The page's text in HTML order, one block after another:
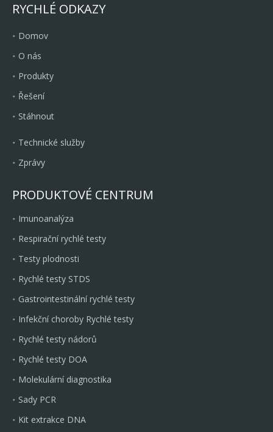
RYCHLÉ ODKAZY
Domov
O nás
Produkty
Řešení
Stáhnout
Technické služby
Zprávy
PRODUKTOVÉ CENTRUM
Imunoanalýza
Respirační rychlé testy
Testy plodnosti
Rychlé testy STDS
Gastrointestinální rychlé testy
Infekční choroby Rychlé testy
Rychlé testy nádorů
Rychlé testy DOA
Molekulární diagnostika
Sady PCR
Kit extrakce DNA